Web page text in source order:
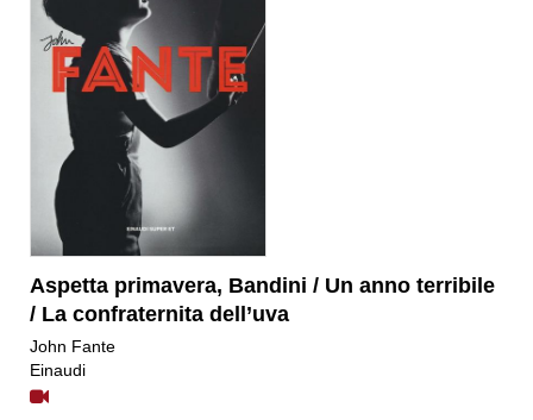
Aspetta primavera, Bandini / Un anno terribile
/ La confraternita dell’uva
​John Fante
Einaudi